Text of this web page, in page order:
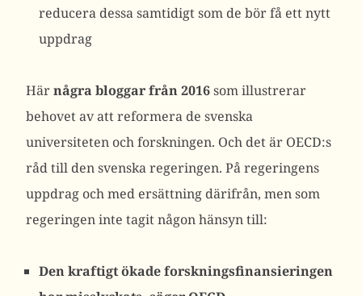
reducera dessa samtidigt som de bör få ett nytt
uppdrag
Härnågra bloggar från 2016som illustrerar
behovet av att reformera de svenska
universiteten och forskningen. Och det är OECD:s
råd till den svenska regeringen. På regeringens
uppdrag och med ersättning därifrån, men som
regeringen inte tagit någon hänsyn till:
Den kraftigt ökade forskningsfinansieringen